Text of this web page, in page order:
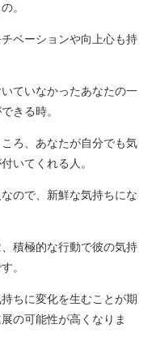
。
ベーションや向上心も持
ていなかったあなたの一
きる時。
ろ、あなたが自分でも気
いてくれる人。
ので、新鮮な気持ちにな
積極的な行動で彼の気持
。
ちに変化を生むことが期
の可能性が高くなりま